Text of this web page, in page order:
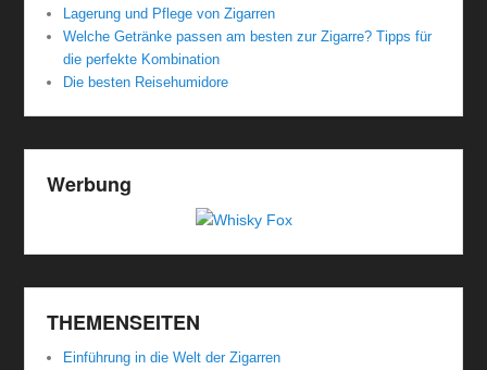
Lagerung und Pflege von Zigarren
Welche Getränke passen am besten zur Zigarre? Tipps für
die perfekte Kombination
Die besten Reisehumidore
Werbung
THEMENSEITEN
Einführung in die Welt der Zigarren